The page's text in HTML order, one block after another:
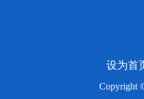
设为首
Copyright